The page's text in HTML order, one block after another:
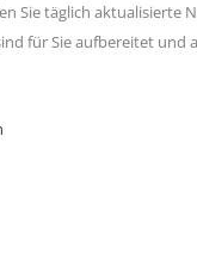
Sie täglich aktualisierte
für Sie aufbereitet und